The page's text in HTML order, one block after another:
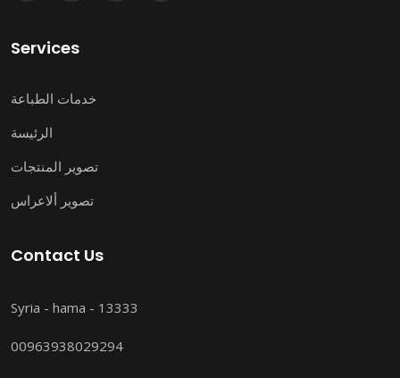
Services
خدمات الطباعة
الرئيسة
تصوير المنتجات
تصوير ألاعراس
Contact Us
Syria - hama - 13333
00963938029294